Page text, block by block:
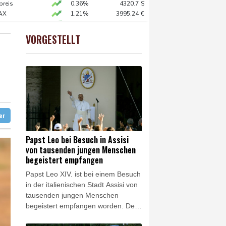
mit der Unicredit
Objekt dauert an
wechselt zu Real Madrid
0.36% 4320.7 $
1.21% 3995.24 €
0.2%
-0.08%
VORGESTELLT
Papst Leo bei Besuch in Assisi
von tausenden jungen Menschen
begeistert empfangen
Papst Leo XIV. ist bei einem Besuch
in der italienischen Stadt Assisi von
tausenden jungen Menschen
begeistert empfangen worden. Der